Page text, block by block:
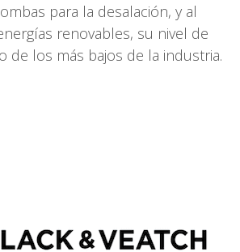
para la desalación, y al
renovables, su nivel de
de los más bajos de la industria.